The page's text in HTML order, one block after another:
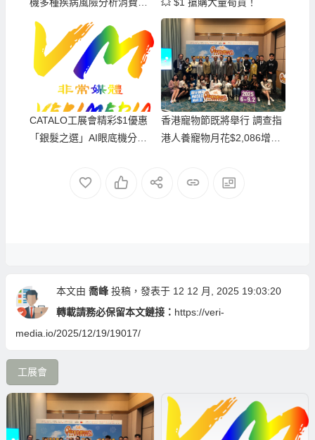
數可用來買產品
CATALO工展會精彩$1優惠
「銀髮之選」AI眼底機分析
香港寵物節既將舉行 調查指
港人養寵物月花$2,086增長
本文由 喬峰投稿，發表于 12 12 月, 2025 19:03:20
轉載請務必保留本文鏈接： https://veri-
media.io/2025/12/19/19017/
工展會